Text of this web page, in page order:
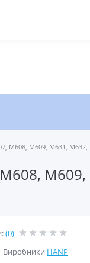
M608, M609, M631, M632,
(0)
Виробники HANP